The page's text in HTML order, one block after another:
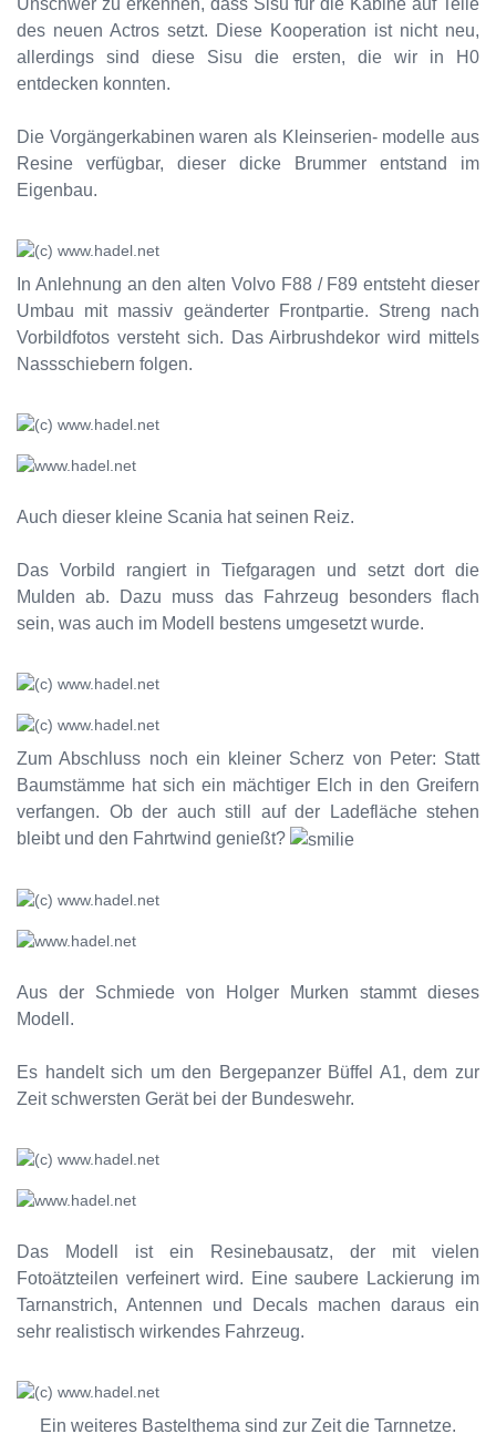
des neuen Actros setzt. Diese Kooperation ist nicht neu,
allerdings sind diese Sisu die ersten, die wir in H0
entdecken konnten.
Die Vorgängerkabinen waren als Kleinserien- modelle aus
Resine verfügbar, dieser dicke Brummer entstand im
Eigenbau.
In Anlehnung an den alten Volvo F88 / F89 entsteht dieser
Umbau mit massiv geänderter Frontpartie. Streng nach
Vorbildfotos versteht sich. Das Airbrushdekor wird mittels
Nassschiebern folgen.
Auch dieser kleine Scania hat seinen Reiz.
Das Vorbild rangiert in Tiefgaragen und setzt dort die
Mulden ab. Dazu muss das Fahrzeug besonders flach
sein, was auch im Modell bestens umgesetzt wurde.
Zum Abschluss noch ein kleiner Scherz von Peter: Statt
Baumstämme hat sich ein mächtiger Elch in den Greifern
verfangen. Ob der auch still auf der Ladefläche stehen
bleibt und den Fahrtwind genießt?
Aus der Schmiede von Holger Murken stammt dieses
Modell.
Es handelt sich um den Bergepanzer Büffel A1, dem zur
Zeit schwersten Gerät bei der Bundeswehr.
Das Modell ist ein Resinebausatz, der mit vielen
Fotoätzteilen verfeinert wird. Eine saubere Lackierung im
Tarnanstrich, Antennen und Decals machen daraus ein
sehr realistisch wirkendes Fahrzeug.
Ein weiteres Bastelthema sind zur Zeit die Tarnnetze.